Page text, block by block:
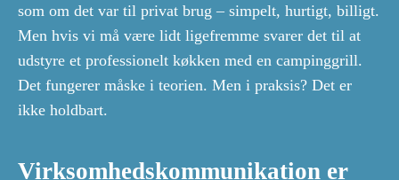
som om det var til privat brug – simpelt, hurtigt, billigt.
Men hvis vi må være lidt ligefremme svarer det til at
udstyre et professionelt køkken med en campinggrill.
Det fungerer måske i teorien. Men i praksis? Det er
ikke holdbart.
Virksomhedskommunikation er